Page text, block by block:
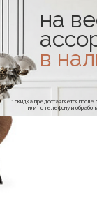
на
в
* скидка предоставляется
или по телефону и